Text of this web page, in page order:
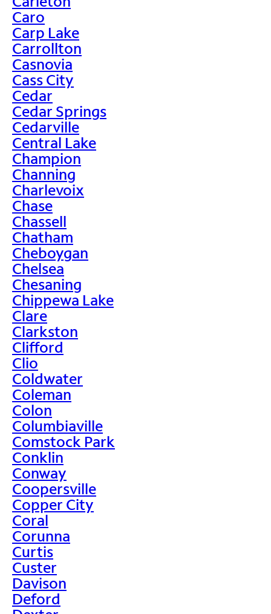
Caro
Carp Lake
Carrollton
Casnovia
Cass City
Cedar
Cedar Springs
Cedarville
Central Lake
Champion
Channing
Charlevoix
Chase
Chassell
Chatham
Cheboygan
Chelsea
Chesaning
Chippewa Lake
Clare
Clarkston
Clifford
Clio
Coldwater
Coleman
Colon
Columbiaville
Comstock Park
Conklin
Conway
Coopersville
Copper City
Coral
Corunna
Curtis
Custer
Davison
Deford